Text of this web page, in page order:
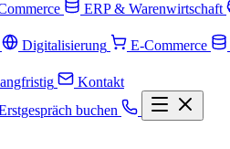
ERP & Warenwirtschaft
Digitalisierung E-Commerce
Kontakt
buchen